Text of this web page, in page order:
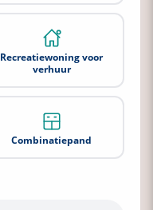
Recreatiewoning voor
verhuur
Combinatiepand